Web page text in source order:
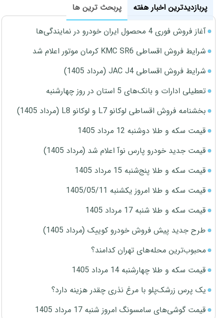
پربازدیدترین اخبار هفته
پربحث ترین ها
آغاز فروش فوری 4 محصول ایران خودرو در نمایندگی‌ها
شرایط فروش اقساطی KMC SR6 کرمان موتور اعلام شد
شرایط فروش اقساطی JAC J4 (مرداد 1405)
تعطیلی ادارات و بانک‌های 5 استان در روز چهارشنبه
بخشنامه فروش اقساطی لوکانو L7 و لوکانو L8 (مرداد 1405)
قیمت سکه و طلا دوشنبه 12 مرداد 1405
قیمت جدید خودرو پارس نوآ اعلام شد (مرداد 1405)
قیمت سکه و طلا پنج‌شنبه 15 مرداد 1405
قیمت سکه و طلا امروز یکشنبه 1405/05/11
قیمت سکه و طلا شنبه 17 مرداد 1405
طرح جدید پیش فروش خودرو کوییک (مرداد 1405)
محبوب‌ترین محله‌های تهران کدامند؟
قیمت سکه و طلا چهارشنبه 14 مرداد 1405
یک پرس زرشک‌پلو با مرغ نذری چقدر هزینه دارد؟
قیمت گوشی‌های سامسونگ امروز شنبه 17 مرداد 1405